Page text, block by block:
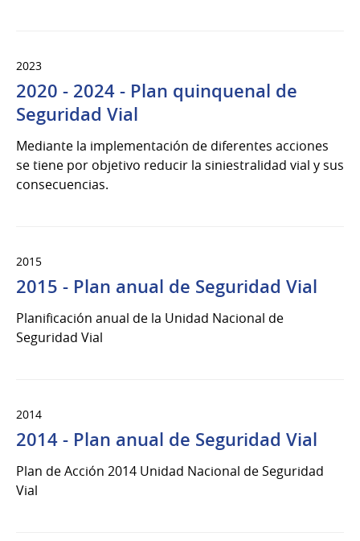
2023
2020 - 2024 - Plan quinquenal de
Seguridad Vial
Mediante la implementación de diferentes acciones
se tiene por objetivo reducir la siniestralidad vial y sus
consecuencias.
2015
2015 - Plan anual de Seguridad Vial
Planificación anual de la Unidad Nacional de
Seguridad Vial
2014
2014 - Plan anual de Seguridad Vial
Plan de Acción 2014 Unidad Nacional de Seguridad
Vial